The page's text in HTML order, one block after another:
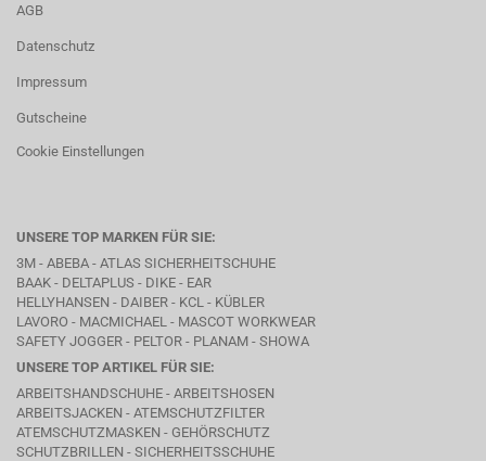
AGB
Datenschutz
Impressum
Gutscheine
Cookie Einstellungen
UNSERE TOP MARKEN FÜR SIE:
3M - ABEBA - ATLAS SICHERHEITSCHUHE
BAAK - DELTAPLUS - DIKE - EAR
HELLYHANSEN - DAIBER - KCL - KÜBLER
LAVORO - MACMICHAEL - MASCOT WORKWEAR
SAFETY JOGGER - PELTOR - PLANAM - SHOWA
UNSERE TOP ARTIKEL FÜR SIE:
ARBEITSHANDSCHUHE - ARBEITSHOSEN
ARBEITSJACKEN - ATEMSCHUTZFILTER
ATEMSCHUTZMASKEN - GEHÖRSCHUTZ
SCHUTZBRILLEN - SICHERHEITSSCHUHE